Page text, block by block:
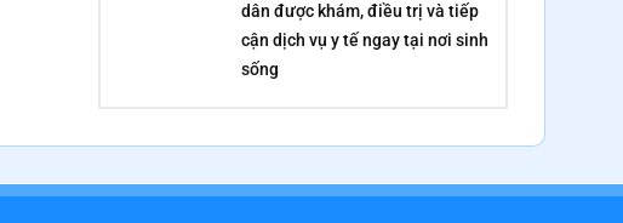
dân được khám, điều trị và tiếp
cận dịch vụ y tế ngay tại nơi sinh
sống